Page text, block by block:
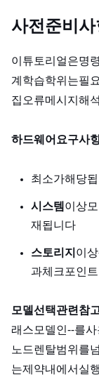
사전 준비
이 튜토리얼은 Linux
계학습 학위는 필
집, 오류 메시지 해
하드웨어 요구 사
최소 24GB VRAM. RTX 3090,
시스템 RAM: 32GB
재됩니다.
스토리지: NVMe
과 체크포인
모델 선택 관련 참
래스 모델인 Meta Llama‑3.1‑8B를 사용
노드 렌탈 범위를 넘
는 VRAM 제약 내에서 실